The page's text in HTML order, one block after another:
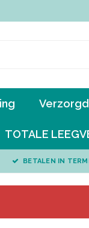
TOTALE
BETALEN IN